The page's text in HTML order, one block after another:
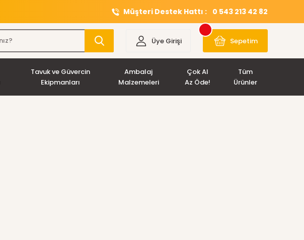
Müşteri Destek Hattı : 0 543 213 42 82
Üye Girişi Sepetim
Tavuk ve Güvercin
Ekipmanları
Ambalaj
Malzemeleri
Çok Al
Az Öde!
Tüm
Ürünler